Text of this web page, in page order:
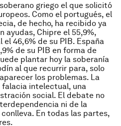
griego el que solicitó
Como el portugués, el
de hecho, ha recibido ya
ayudas, Chipre el 55,9%,
el 46,6% de su PIB. España
de su PIB en forma de
plantar hoy la soberanía
al que recurrir para, solo
los problemas. La
falacia intelectual, una
social. El debate no
ni de la
En todas las partes,